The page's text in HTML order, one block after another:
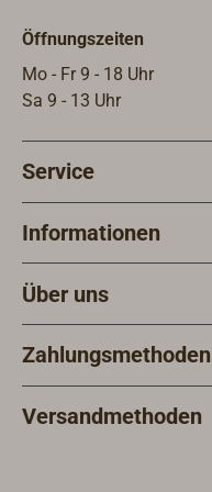
Öffnungszeiten
Mo - Fr 9 - 18 Uhr
Sa 9 - 13 Uhr
Service
Informationen
Über uns
Zahlungsmethoden
Versandmethoden